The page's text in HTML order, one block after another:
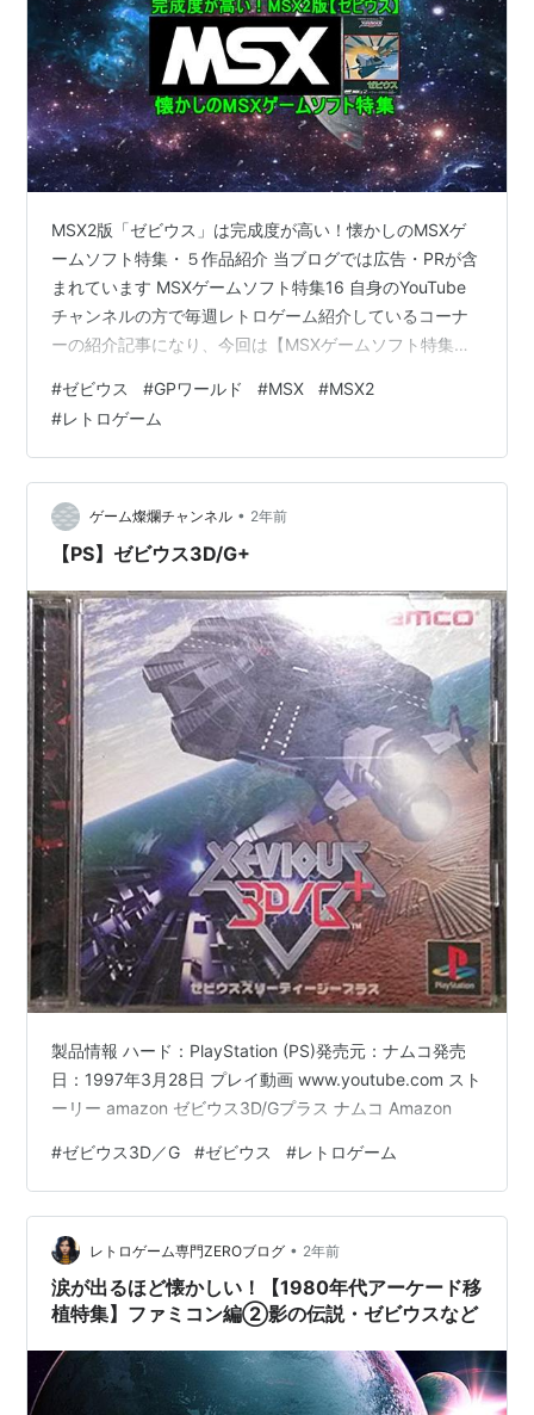
MSX2版「ゼビウス」は完成度が高い！懐かしのMSXゲ
ームソフト特集・５作品紹介 当ブログでは広告・PRが含
まれています MSXゲームソフト特集16 自身のYouTube
チャンネルの方で毎週レトロゲーム紹介しているコーナ
ーの紹介記事になり、今回は【MSXゲームソフト特集
海外アーケードゲームのセガのSG-1000からの移植作
「GPワールド」を始め、アーケードゲームの初代ゼビウ
スの移植作と新作モードが追加された「ゼビウス ファー
ドラウト伝説」などが登場します！少しでも懐かしんで
もらえたり、楽しんでいだければ幸いです、今後もゲー
ム関連の記事を出し…
#ゼビウス #GPワールド #MSX #MSX2
#レトロゲーム
ゲーム燦爛チャンネル • 2年前
【PS】ゼビウス3D/G+
製品情報 ハード：PlayStation (PS)発売元：ナムコ発売
日：1997年3月28日 プレイ動画 www.youtube.com スト
ーリー amazon ゼビウス3D/Gプラス ナムコ Amazon
#ゼビウス3D／G #ゼビウス #レトロゲーム
レトロゲーム専門ZEROブログ • 2年前
涙が出るほど懐かしい！【1980年代アーケード移
植特集】ファミコン編②影の伝説・ゼビウスなど